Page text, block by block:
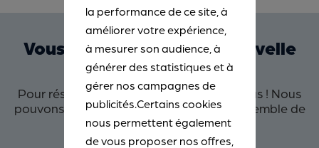
Vous n'achetez pas de nouvelle
voiture ?
Pour résilier votre contrat, contactez-nous ! Nous
pouvons faire un point avec vous sur l’ensemble de
vos besoins en assurance.
la performance de ce site, à
améliorer votre expérience,
à mesurer son audience, à
générer des statistiques et à
gérer nos campagnes de
publicités.Certains cookies
nous permettent également
de vous proposer nos offres,